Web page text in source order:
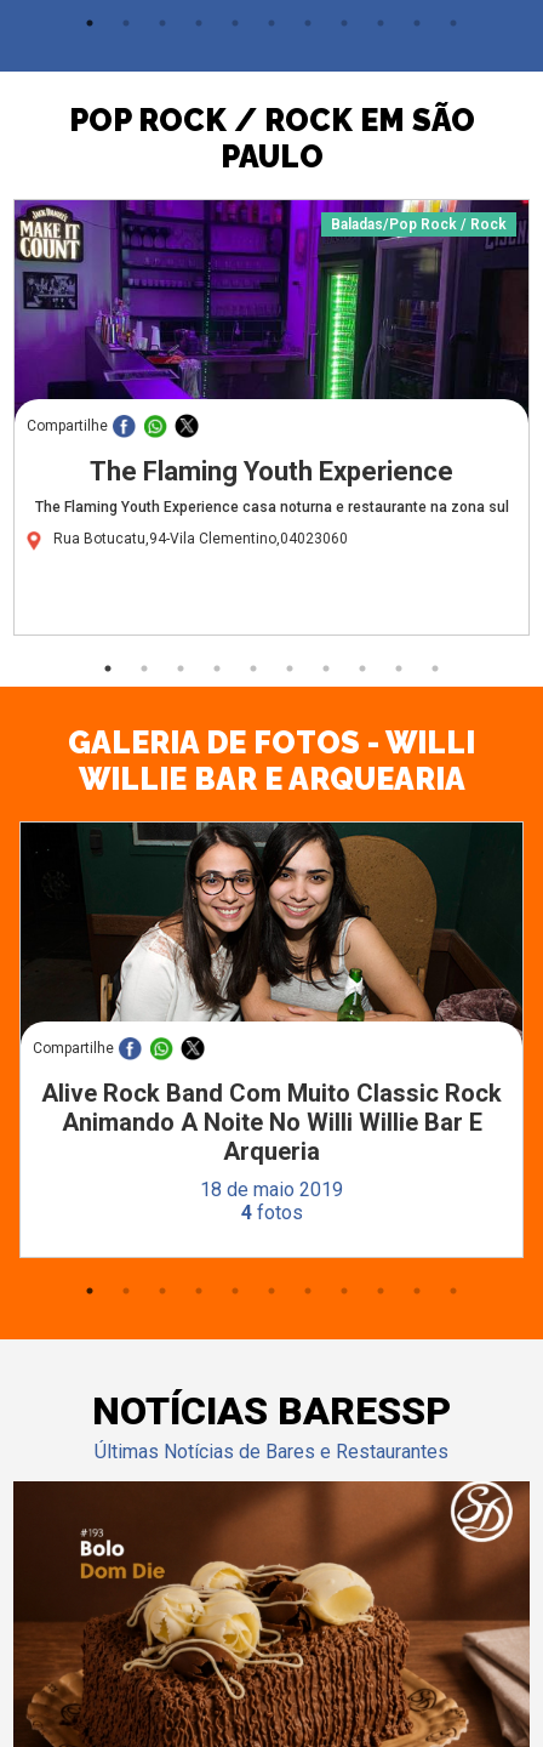
POP ROCK / ROCK EM SÃO
PAULO
Baladas/Pop Rock / Rock
Compartilhe
The Flaming Youth Experience
The Flaming Youth Experience casa noturna e restaurante na zona sul
Rua Botucatu,94-Vila Clementino,04023060
GALERIA DE FOTOS - WILLI
WILLIE BAR E ARQUEARIA
Compartilhe
Alive Rock Band Com Muito Classic Rock
Animando A Noite No Willi Willie Bar E
Arqueria
18 de maio 2019
4fotos
NOTÍCIAS BARESSP
Últimas Notícias de Bares e Restaurantes